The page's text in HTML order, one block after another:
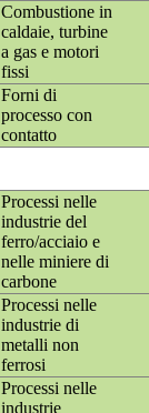
Combustione in
caldaie, turbine
a gas e motori
fissi
Forni di
processo con
contatto
Processi nelle
industrie del
ferro/acciaio e
nelle miniere di
carbone
Processi nelle
industrie di
metalli non
ferrosi
Processi nelle
industrie